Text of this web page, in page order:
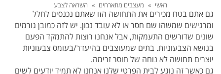
ראשי » מעצבים מתארחים » השראה לצבע
גם אתם בטח מכירים את התחושה הזו שאתם נכנסים לחלל
ומרגישים שמשהו שם חסר או לא עובד נכון. יש לזה כמובן גורמים
שונים שדורשים התעמקות, אבל אנחנו רוצות להתמקד הפעם
בנושא הצבעוניות. בתים שמעוצבים בהיעדר/בעומס צבעוניות
יוצרים תחושה לא נוחה של חוסר זרימה.
גם כאשר זה נוגע לבית הפרטי שלנו אנחנו לא תמיד יודעים לשים